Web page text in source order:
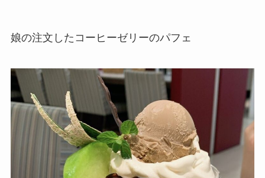
娘の注文したコーヒーゼリーのパフェ